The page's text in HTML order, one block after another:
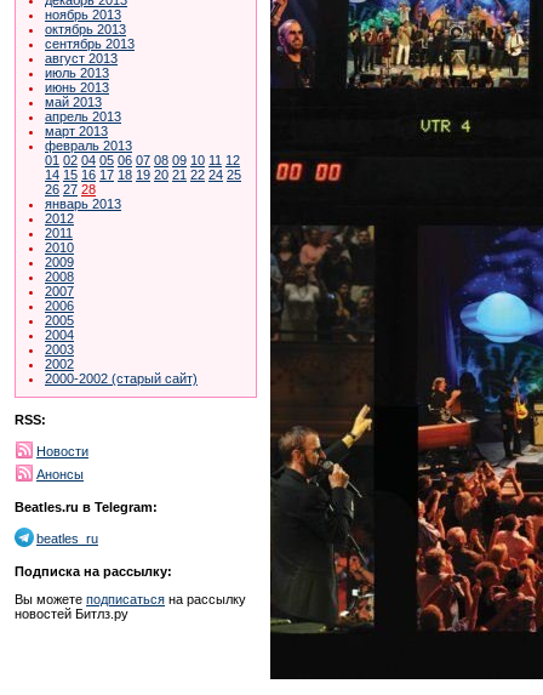
ноябрь 2013
октябрь 2013
сентябрь 2013
август 2013
июль 2013
июнь 2013
май 2013
апрель 2013
март 2013
февраль 2013
01 02 04 05 06 07 08 09 10 11 12
14 15 16 17 18 19 20 21 22 24 25
26 27 28
январь 2013
2012
2011
2010
2009
2008
2007
2006
2005
2004
2003
2002
2000-2002 (старый сайт)
RSS:
Новости
Анонсы
Beatles.ru в Telegram:
beatles_ru
Подписка на рассылку:
Вы можете подписаться на рассылку
новостей Битлз.ру